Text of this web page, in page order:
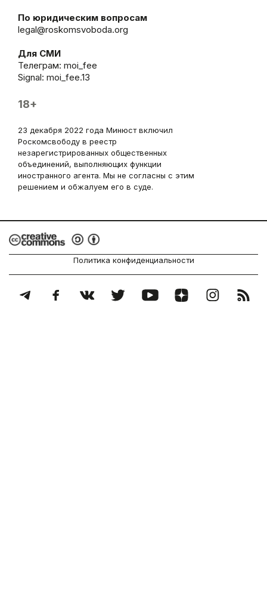
По юридическим вопросам
legal@roskomsvoboda.org
Для СМИ
Телеграм: moi_fee
Signal: moi_fee.13
18+
23 декабря 2022 года Минюст включил
Роскомсвободу в реестр
незарегистрированных общественных
объединений, выполняющих функции
иностранного агента. Мы не согласны с этим
решением и обжалуем его в суде.
Политика конфиденциальности